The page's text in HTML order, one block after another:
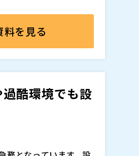
る生産技術エンジニア
入を検討している方
ネットワーク制御の性
改修コストの削減を目
あります。
なる
い、安全のために有毒
プセンサーを構築し
ついてご説明すると
Systemとの相乗効果
料を見る
過酷環境でも設